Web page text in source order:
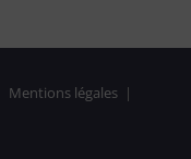
Mentions légales|